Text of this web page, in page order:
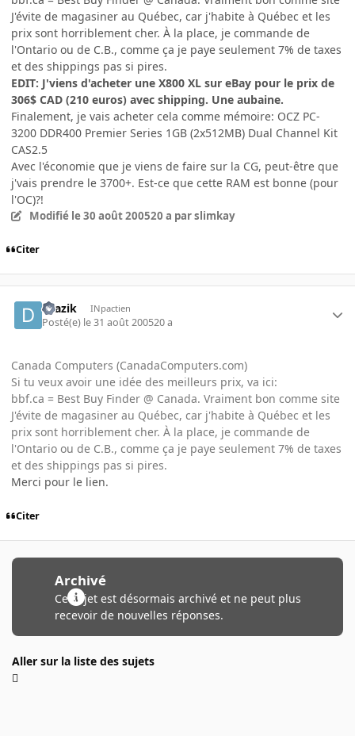
J'évite de magasiner au Québec, car j'habite à Québec et les
prix sont horriblement cher. À la place, je commande de
l'Ontario ou de C.B., comme ça je paye seulement 7% de taxes
et des shippings pas si pires.
EDIT: J'viens d'acheter une X800 XL sur eBay pour le prix de
306$ CAD (210 euros) avec shipping. Une aubaine.
Finalement, je vais acheter cela comme mémoire: OCZ PC-
3200 DDR400 Premier Series 1GB (2x512MB) Dual Channel Kit
CAS2.5
Avec l'économie que je viens de faire sur la CG, peut-être que
j'vais prendre le 3700+. Est-ce que cette RAM est bonne (pour
l'OC)?!
Modifié le 30 août 200520 a par slimkay
Citer
Drazik INpactien
Posté(e) le 31 août 200520 a
Canada Computers (CanadaComputers.com)
Si tu veux avoir une idée des meilleurs prix, va ici:
bbf.ca = Best Buy Finder @ Canada. Vraiment bon comme site
J'évite de magasiner au Québec, car j'habite à Québec et les
prix sont horriblement cher. À la place, je commande de
l'Ontario ou de C.B., comme ça je paye seulement 7% de taxes
et des shippings pas si pires.
Merci pour le lien.
Citer
Archivé
Ce sujet est désormais archivé et ne peut plus
recevoir de nouvelles réponses.
Aller sur la liste des sujets